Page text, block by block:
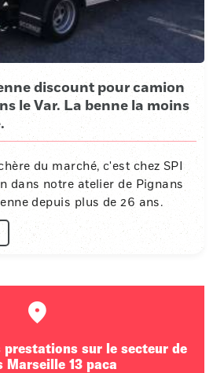
discount pour camion
le Var. La benne la moins
du marché, c'est chez SPI
dans notre atelier de Pignans
depuis plus de 26 ans.
prestations sur le secteur de
Marseille 13 paca